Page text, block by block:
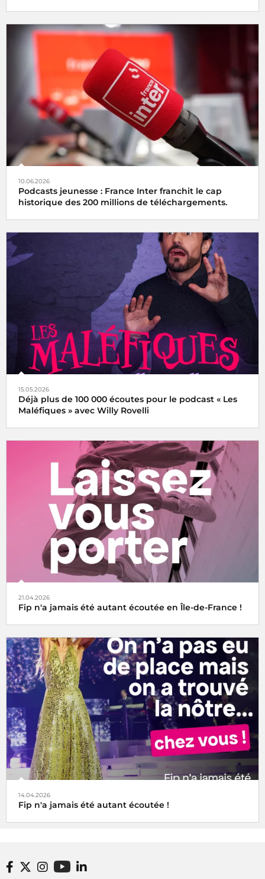
10.06.2026
Podcasts jeunesse : France Inter franchit le cap
historique des 200 millions de téléchargements.
15.05.2026
Déjà plus de 100 000 écoutes pour le podcast « Les
Maléfiques » avec Willy Rovelli
21.04.2026
Fip n'a jamais été autant écoutée en Île-de-France !
14.04.2026
Fip n'a jamais été autant écoutée !